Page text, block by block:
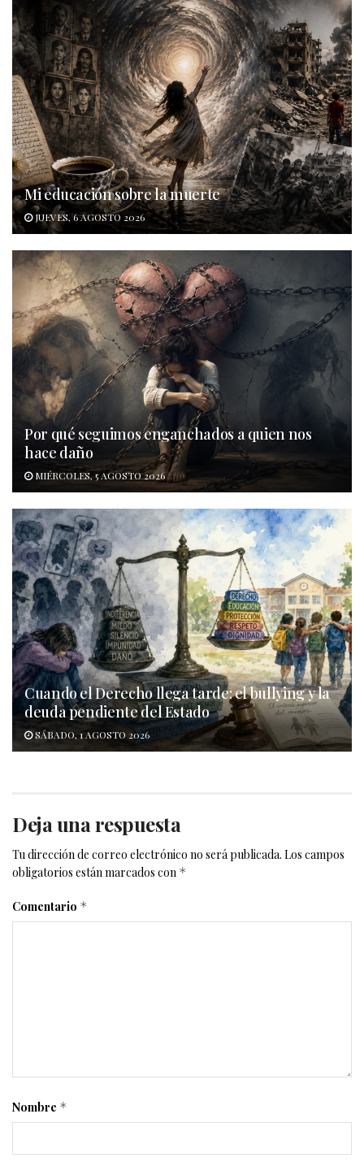
Mi educación sobre la muerte
JUEVES, 6 AGOSTO 2026
Por qué seguimos enganchados a quien nos
hace daño
MIÉRCOLES, 5 AGOSTO 2026
Cuando el Derecho llega tarde: el bullying y la
deuda pendiente del Estado
SÁBADO, 1 AGOSTO 2026
Deja una respuesta
Tu dirección de correo electrónico no será publicada. Los campos
obligatorios están marcados con *
Comentario *
Nombre *